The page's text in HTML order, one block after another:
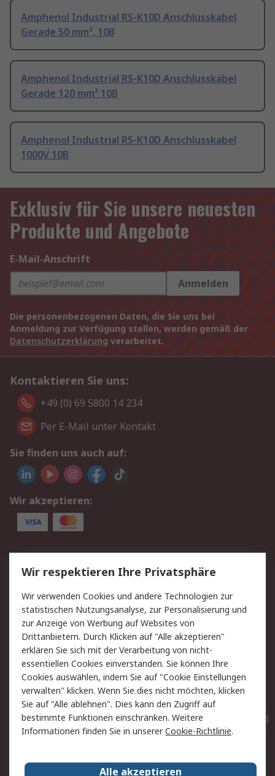
Amphenol Industrial RS-K10D Anschlusskabel
Gerade 50 mm², 10B
Amphenol Industrial RS-K10D Anschlusskabel
Gerade 120 mm² 10B
Amphenol Industrial RS-K10D Anschlusskabel
1000V 10B
Exklusiv für Sie unsere neuesten
Produkte und Angebote
E-Mail-Anschrift
Anmelden
Die personenbezogenen Daten, die Sie uns bei
Anmeldung zur Verfügung stellen, werden gemäß der
Datenschutzerklärung verarbeitet.
Kontaktieren Sie uns:
+49 (0) 69 5800 14 234
Per E-Mail unter Kontakt
Sie finden uns auch auf:
Wir akzeptieren:
Service
Value Added Services
Lieferlösungen
Rücksendungen
Kontakt
Hilfe
Privatkunden
Rechtliches
AGB
Datenschutz
Cookie-Richtlinie
Zahlungsbedingungen
Copyright/Impressum
Entsorgung
Elektrogeräte/Batterien
RS weltweit
Wir respektieren Ihre Privatsphäre
Wir verwenden Cookies und andere Technologien zur
statistischen Nutzungsanalyse, zur Personalisierung und
zur Anzeige von Werbung auf Websites von
Drittanbietern. Durch Klicken auf "Alle akzeptieren"
erklären Sie sich mit der Verarbeitung von nicht-
essentiellen Cookies einverstanden. Sie können Ihre
Cookies auswählen, indem Sie auf "Cookie Einstellungen
verwalten" klicken. Wenn Sie dies nicht möchten, klicken
Sie auf "Alle ablehnen". Dies kann den Zugriff auf
bestimmte Funktionen einschränken. Weitere
Informationen finden Sie in unsererCookie-Richtlinie.
Alle akzeptieren